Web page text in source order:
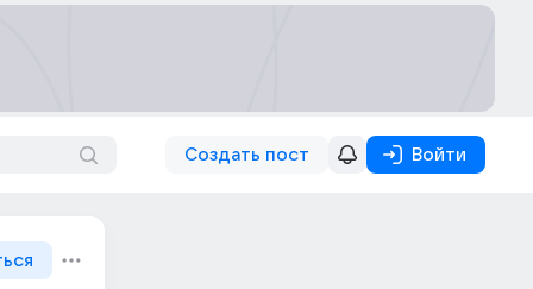
Создать пост Войти